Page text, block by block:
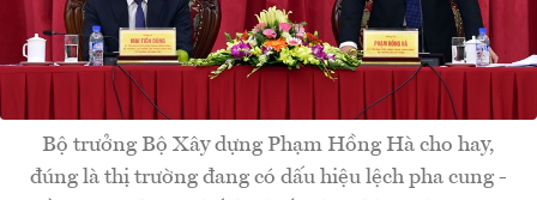
Bộ trưởng Bộ Xây dựng Phạm Hồng Hà cho hay,
đúng là thị trường đang có dấu hiệu lệch pha cung -